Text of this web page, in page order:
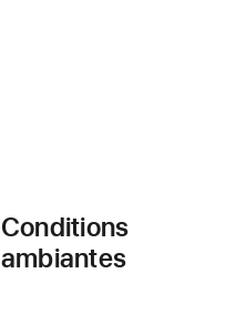
Conditions
ambiantes